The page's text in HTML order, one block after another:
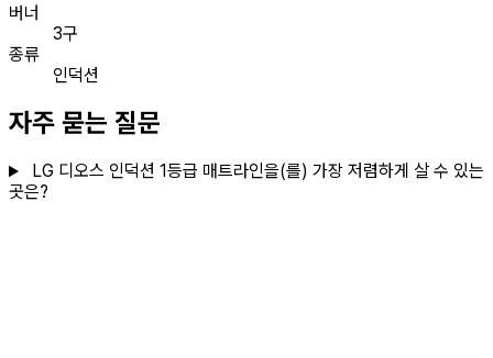
버너
3구
종류
인덕션
자주 묻는 질문
LG 디오스 인덕션 1등급 매트라인을(를) 가장 저렴하게 살 수 있는
곳은?